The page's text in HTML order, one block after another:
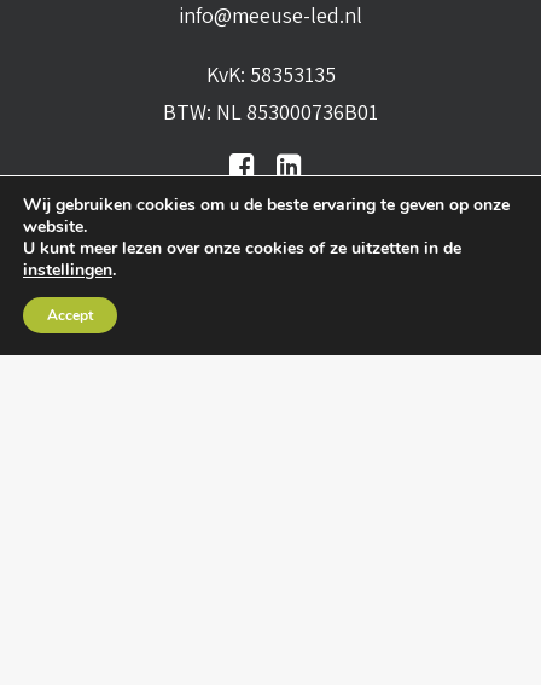
info@meeuse-led.nl
KvK: 58353135
BTW: NL 853000736B01
leveringsvoorwaarden
Wij gebruiken cookies om u de beste ervaring te geven op onze
website.
U kunt meer lezen over onze cookies of ze uitzetten in de
instellingen.
Accept